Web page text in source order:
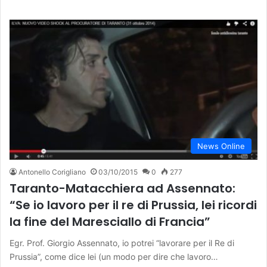
News Online
Antonello Corigliano 03/10/2015 0 277
Taranto-Matacchiera ad Assennato:
“Se io lavoro per il re di Prussia, lei ricordi
la fine del Maresciallo di Francia”
Egr. Prof. Giorgio Assennato, io potrei “lavorare per il Re di
Prussia”, come dice lei (un modo per dire che lavoro…